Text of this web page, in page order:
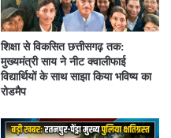
शिक्षा से विकसित छत्तीसगढ़ तक:
मुख्यमंत्री साय ने नीट क्वालीफाई
विद्यार्थियों के साथ साझा किया भविष्य का
रोडमैप